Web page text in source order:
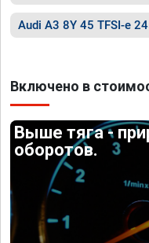
Audi A3 8Y 45 TFSI-e
Включено в
Выше тяга -
оборотов.